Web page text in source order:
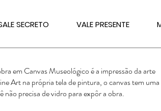
SECRETO VALE PRESENTE
em Canvas Museológico é a impressão da arte
Art na própria tela de pintura, o canvas tem uma
não precisa de vidro para expôr a obra.